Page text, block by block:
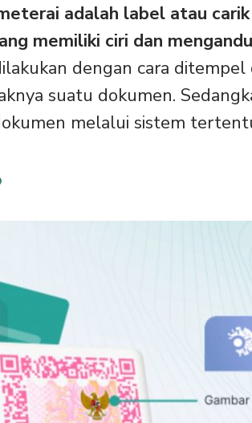
adalah label atau
memiliki ciri dan
dengan cara
suatu dokumen.
melalui sistem